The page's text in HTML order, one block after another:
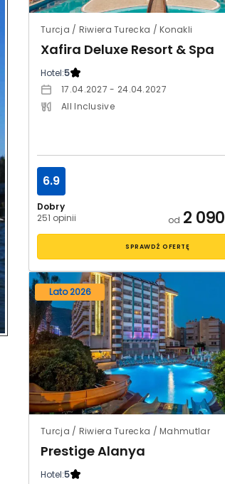
Turcja / Riwiera Turecka / Konakli
Xafira Deluxe Resort & Spa
Hotel:5
17.04.2027 - 24.04.2027
All Inclusive
Dobry
251 opinii
6.9
od 2 090
SPRAWDŹ OFERTĘ
Lato 2026
Turcja / Riwiera Turecka / Mahmutlar
Prestige Alanya
Hotel:5